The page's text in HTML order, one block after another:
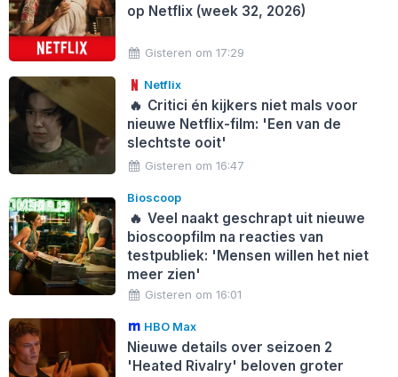
op Netflix (week 32, 2026)
Gisteren om 17:29
Netflix
🔥 Critici én kijkers niet mals voor
nieuwe Netflix-film: 'Een van de
slechtste ooit'
Gisteren om 16:47
Bioscoop
🔥 Veel naakt geschrapt uit nieuwe
bioscoopfilm na reacties van
testpubliek: 'Mensen willen het niet
meer zien'
Gisteren om 16:01
HBO Max
Nieuwe details over seizoen 2
'Heated Rivalry' beloven groter